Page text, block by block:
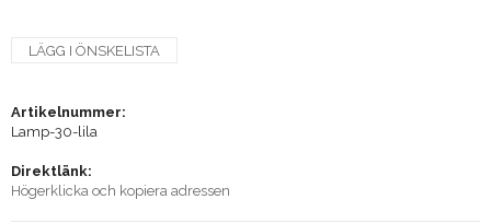
LÄGG I ÖNSKELISTA
Artikelnummer:
Lamp-30-lila
Direktlänk:
Högerklicka och kopiera adressen